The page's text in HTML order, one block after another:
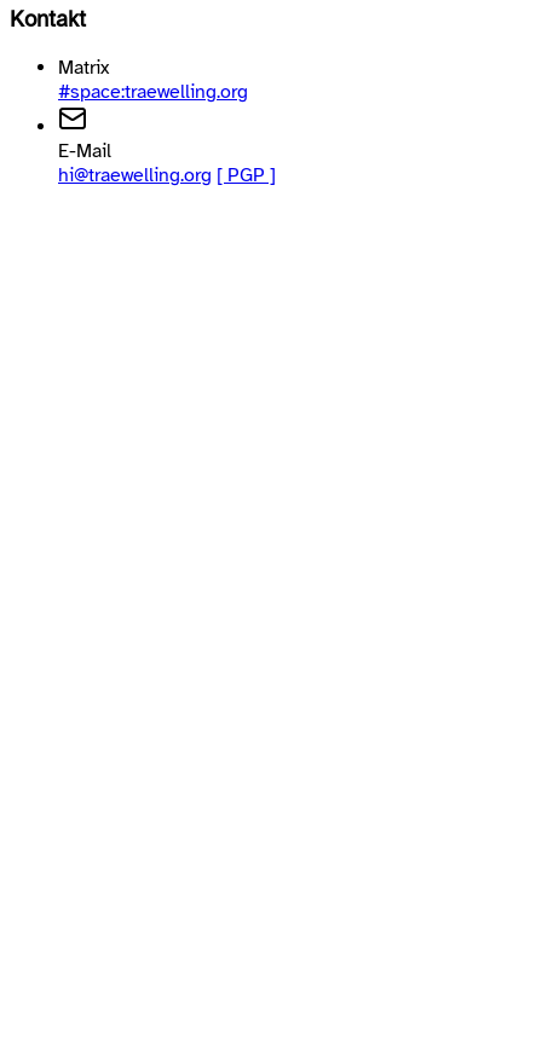
Kontakt
Matrix
#space:traewelling.org
E-Mail
hi@traewelling.org [ PGP ]